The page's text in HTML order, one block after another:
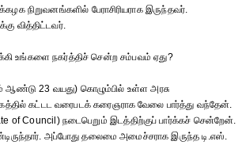
நிறுவனங்களில் பேராசிரியராக இருந்தவர்.
வித்திட்டவர்.
உங்களை நகர்த்திச் சென்ற சம்பவம் ஏது?
23 வயது) கொழும்பில் உள்ள அரசு
கட்டட வரைபடக் கரைஞராக வேலை பார்த்து வந்தேன்.
of Council) நடைபெறும் இடத்திற்குப் பார்க்கச் சென்றேன்.
அப்போது தலைமை அமைச்சராக இருந்த டி.எஸ்.